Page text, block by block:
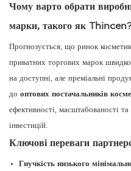
Чому варто обрати
марки, такого як
Прогнозується, що ринок
приватних торгових марок
на доступні, але преміальні
до оптових постачальників
ефективності, масштабованості
інвестицій.
Ключові переваги
Гнучкість низького